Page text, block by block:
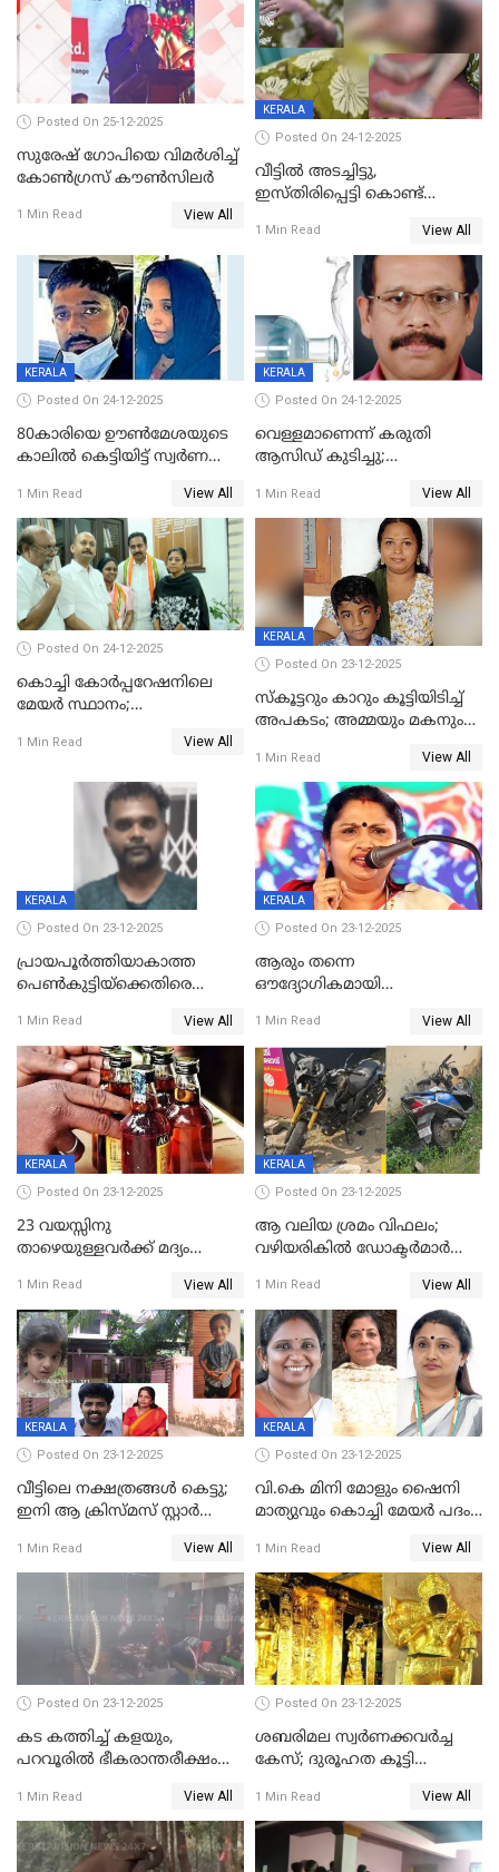
Posted On 25-12-2025
സുരേഷ് ഗോപിയെ വിമര്‍ശിച്ച്
കോണ്‍ഗ്രസ് കൗണ്‍സിലര്‍
1 Min Read View All
KERALA
Posted On 24-12-2025
വീട്ടിൽ അടച്ചിട്ടു,
ഇസ്തിരിപ്പെട്ടി കൊണ്ട്
ഗർഭിണിയായ യുവതിക്ക് ക്രൂര
1 Min Read View All
KERALA
Posted On 24-12-2025
80കാരിയെ ഊൺമേശയുടെ
കാലിൽ കെട്ടിയിട്ട് സ്വർണവും
കൊച്ചുമകനും സുഹൃത്തും
അറസ്റ്റിൽ
1 Min Read View All
KERALA
Posted On 24-12-2025
വെള്ളമാണെന്ന് കരുതി
ആസിഡ് കുടിച്ചു;
മരിച്ചു
1 Min Read View All
Posted On 24-12-2025
കൊച്ചി കോര്‍പ്പറേഷനിലെ
മേയര്‍ സ്ഥാനം;
രൂക്ഷം
1 Min Read View All
KERALA
Posted On 23-12-2025
സ്കൂട്ടറും കാറും കൂട്ടിയിടിച്ച്
അപകടം; അമ്മയും മകനും
ഗുരുതരാവസ്ഥയിൽ
1 Min Read View All
KERALA
Posted On 23-12-2025
പ്രായപൂർത്തിയാകാത്ത
പെൺകുട്ടിയ്ക്കെതിരെ
59 വർഷം തടവും 90,൦൦൦ രൂപ
പിഴയും ശിക്ഷ
1 Min Read View All
KERALA
Posted On 23-12-2025
ആരും തന്നെ
ഔദ്യോഗികമായി
കണ്ടെത്താൻ ഇന്ന് കോർ
കമ്മിറ്റി കൂടിയില്ല';
അതൃപ്തിയുമായി ദീപ്തി മേരി
വർഗീസ്
1 Min Read View All
KERALA
Posted On 23-12-2025
23 വയസ്സിനു
താഴെയുള്ളവർക്ക് മദ്യം
നടപടി;സ്ഥാപനങ്ങൾക്കെതിരെ
രണ്ട് കേസുകൾ
1 Min Read View All
KERALA
Posted On 23-12-2025
ആ വലിയ ശ്രമം വിഫലം;
വഴിയരികില്‍ ‌ഡോക്ടര്‍മാര്‍
മരണത്തിന് കീഴടങ്ങി
1 Min Read View All
KERALA
Posted On 23-12-2025
വീട്ടിലെ നക്ഷത്രങ്ങൾ കെട്ടു;
ഇനി ആ ക്രിസ്മസ് സ്റ്റാർ
വേണ്ടിയുള്ള
പിടിവലിക്കിടയിൽ
അപ്പൂപ്പനെതിരെ പോക്സോ
കേസ് ഒടുവിൽ 4 ജീവനുകൾ
പൊലിഞ്ഞു
1 Min Read View All
KERALA
Posted On 23-12-2025
വി.കെ മിനി മോളും ഷൈനി
മാത്യുവും കൊച്ചി മേയർ പദം
മേയറാകില്ല
1 Min Read View All
Posted On 23-12-2025
കട കത്തിച്ച് കളയും,
പറവൂരില്‍ ഭീകരാന്തരീക്ഷം
1 Min Read View All
Posted On 23-12-2025
ശബരിമല സ്വര്‍ണക്കവര്‍ച്ച
കേസ്; ദുരൂഹത കൂട്ടി
1 Min Read View All